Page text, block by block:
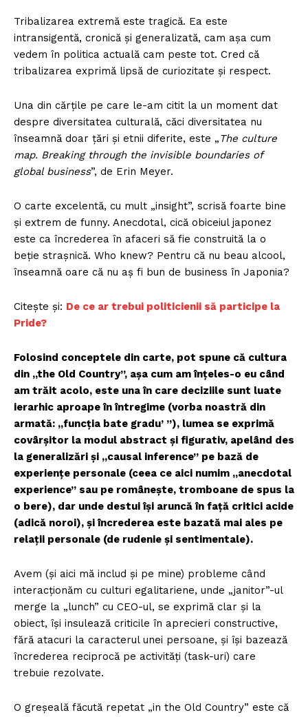
Tribalizarea extremă este tragică. Ea este
intransigentă, cronică și generalizată, cam așa cum
vedem în politica actuală cam peste tot. Cred că
tribalizarea exprimă lipsă de curiozitate și respect.
Una din cărțile pe care le-am citit la un moment dat
despre diversitatea culturală, căci diversitatea nu
înseamnă doar țări și etnii diferite, este „The culture
map. Breaking through the invisible boundaries of
global business”, de Erin Meyer.
O carte excelentă, cu mult „insight”, scrisă foarte bine
și extrem de funny. Anecdotal, cică obiceiul japonez
este ca încrederea în afaceri să fie construită la o
beție strașnică. Who knew? Pentru că nu beau alcool,
înseamnă oare că nu aș fi bun de business în Japonia?
Citește și: De ce ar trebui politicienii să participe la
Pride?
Folosind conceptele din carte, pot spune că cultura
din „the Old Country”, așa cum am înțeles-o eu când
am trăit acolo, este una în care deciziile sunt luate
ierarhic aproape în întregime (vorba noastră din
armată: „funcția bate gradu’ ”), lumea se exprimă
covârșitor la modul abstract și figurativ, apelând des
la generalizări și „causal inference” pe bază de
experiențe personale (ceea ce aici numim „anecdotal
experience” sau pe românește, tromboane de spus la
o bere), dar unde destui își aruncă în față critici acide
(adică noroi), și încrederea este bazată mai ales pe
relații personale (de rudenie și sentimentale).
Avem (și aici mă includ și pe mine) probleme când
interacționăm cu culturi egalitariene, unde „janitor”-ul
merge la „lunch” cu CEO-ul, se exprimă clar și la
obiect, își insulează criticile în aprecieri constructive,
fără atacuri la caracterul unei persoane, și își bazează
încrederea reciprocă pe activități (task-uri) care
trebuie rezolvate.
O greșeală făcută repetat „in the Old Country” este că